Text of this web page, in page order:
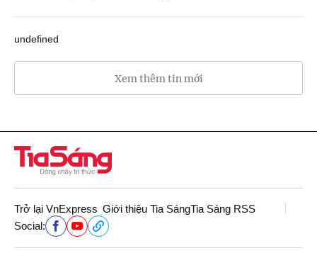
undefined
Xem thêm tin mới
Trở lại VnExpress Giới thiệu Tia SángTia Sáng RSS
Social: